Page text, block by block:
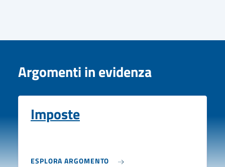
Argomenti in evidenza
Imposte
ESPLORA ARGOMENTO